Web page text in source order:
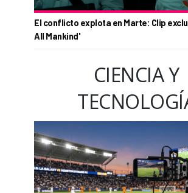
El conflicto explota en Marte: Clip
All Mankind'
CIENCIA Y